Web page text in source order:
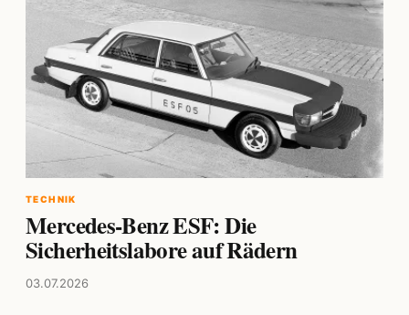
TECHNIK
Mercedes-Benz ESF: Die
Sicherheitslabore auf Rädern
03.07.2026